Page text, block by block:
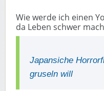
Wie werde ich einen
da Leben schwer
Japansiche
gruseln will